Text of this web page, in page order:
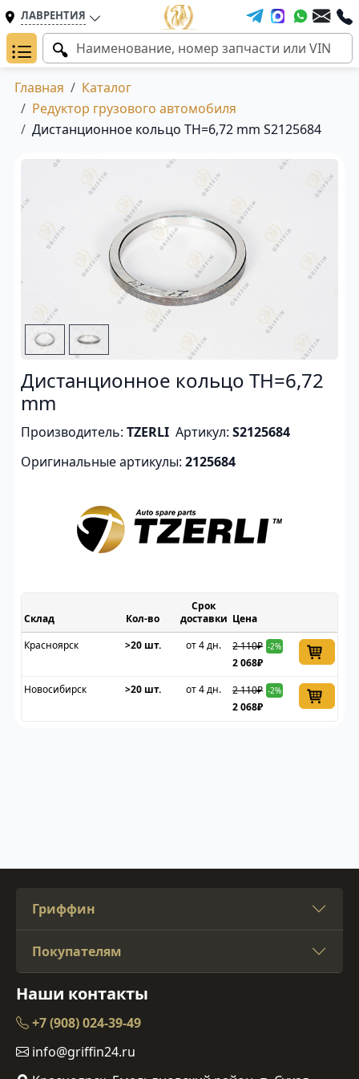
ЛАВРЕНТИЯ
Главная
Каталог
Редуктор грузового автомобиля
Дистанционное кольцо TH=6,72 mm S2125684
Дистанционное кольцо TH=6,72
mm
Производитель: TZERLI Артикул: S2125684
Оригинальные артикулы: 2125684
Склад
Срок
доставки Цена
Красноярск
>20 шт. от 4 дн. 2 110₽ -2%
2 068₽
Новосибирск
>20 шт. от 4 дн. 2 110₽ -2%
2 068₽
Гриффин
Покупателям
Наши контакты
+7 (908) 024-39-49
info@griffin24.ru